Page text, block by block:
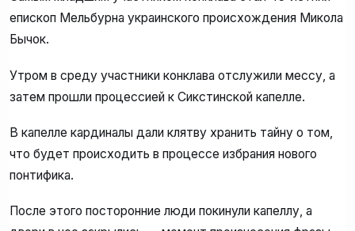
епископ Мельбурна украинского происхождения Микола
Бычок.
Утром в среду участники конклава отслужили мессу, а
затем прошли процессией к Сикстинской капелле.
В капелле кардиналы дали клятву хранить тайну о том,
что будет происходить в процессе избрания нового
понтифика.
После этого посторонние люди покинули капеллу, а